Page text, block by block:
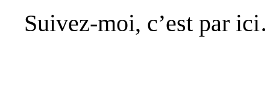
Suivez-moi, c’est par